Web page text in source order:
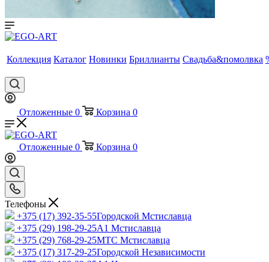
Коллекция Каталог Новинки Бриллианты Свадьба&помолвка
Отложенные 0 Корзина 0
Отложенные 0 Корзина 0
Телефоны
+375 (17) 392-35-55Городской Мстиславца
+375 (29) 198-29-25A1 Мстиславца
+375 (29) 768-29-25МТС Мстиславца
+375 (17) 317-29-25Городской Независимости